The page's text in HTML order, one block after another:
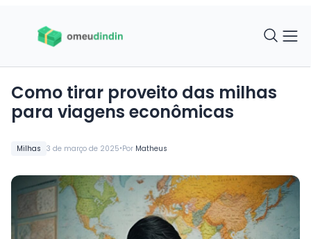
Milhas 3 de março de 2025•Por Matheus
Como tirar proveito das milhas
para viagens econômicas